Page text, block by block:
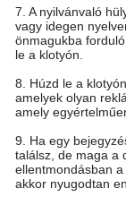
7. A nyilvánvaló
vagy idegen
önmagukba
le a klotyón.
8. Húzd le a
amelyek olyan
amely
9. Ha egy
találsz, de maga a
ellentmondásban a
akkor nyugodtan